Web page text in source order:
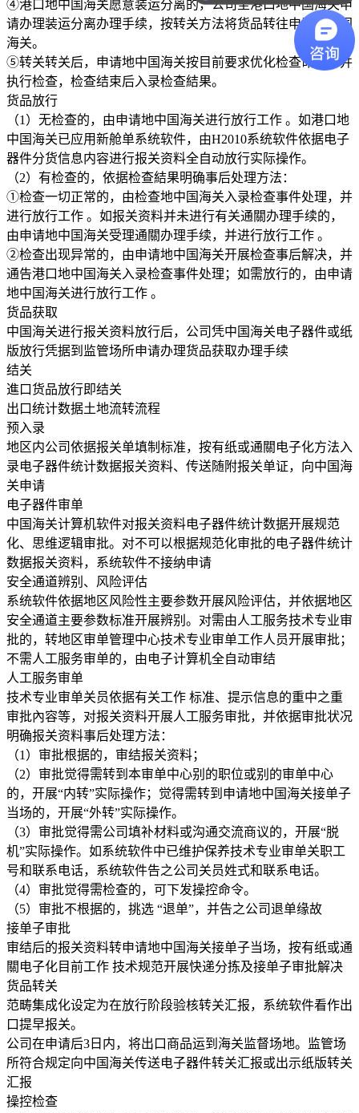
④港口地中国海关愿意装运分离的，公司至港口地中国海关申
请办理装运分离办理手续，按转关方法将货品转往申请地中国
海关。
⑤转关转关后，申请地中国海关按目前要求优化检查命令，并
执行检查，检查结束后入录检查結果。
货品放行
（1）无检查的，由申请地中国海关进行放行工作 。如港口地
中国海关已应用新舱单系统软件，由H2010系统软件依据电子
器件分货信息内容进行报关资料全自动放行实际操作。
（2）有检查的，依据检查結果明确事后处理方法：
①检查一切正常的，由检查地中国海关入录检查事件处理，并
进行放行工作 。如报关资料并未进行有关通關办理手续的，
由申请地中国海关受理通關办理手续，并进行放行工作 。
②检查出现异常的，由申请地中国海关开展检查事后解决，并
通告港口地中国海关入录检查事件处理；如需放行的，由申请
地中国海关进行放行工作 。
货品获取
中国海关进行报关资料放行后，公司凭中国海关电子器件或纸
版放行凭据到监管场所申请办理货品获取办理手续
结关
進口货品放行即结关
出口统计数据土地流转流程
预入录
地区内公司依据报关单填制标准，按有纸或通關电子化方法入
录电子器件统计数据报关资料、传送随附报关单证，向中国海
关申请
电子器件审单
中国海关计算机软件对报关资料电子器件统计数据开展规范
化、思维逻辑审批。对不可以根据规范化审批的电子器件统计
数据报关资料，系统软件不接纳申请
安全通道辨别、风险评估
系统软件依据地区风险性主要参数开展风险评估，并依据地区
安全通道主要参数标准开展辨别。对需由人工服务技术专业审
批的，转地区审单管理中心技术专业审单工作人员开展审批；
不需人工服务审单的，由电子计算机全自动审结
人工服务审单
技术专业审单关员依据有关工作 标准、提示信息的重中之重
审批內容等，对报关资料开展人工服务审批，并依据审批状况
明确报关资料事后处理方法：
（1）审批根据的，审结报关资料；
（2）审批觉得需转到本审单中心别的职位或别的审单中心
的，开展“内转”实际操作；觉得需转到申请地中国海关接单子
当场的，开展“外转”实际操作。
（3）审批觉得需公司填补材料或沟通交流商议的，开展“脱
机”实际操作。如系统软件中已维护保养技术专业审单关职工
号和联系电话，系统软件告之公司关员姓式和联系电话。
（4）审批觉得需检查的，可下发操控命令。
（5）审批不根据的，挑选 “退单”，并告之公司退单缘故
接单子审批
审结后的报关资料转申请地中国海关接单子当场，按有纸或通
關电子化目前工作 技术规范开展快递分拣及接单子审批解决
货品转关
范畴集成化设定为在放行阶段验核转关汇报，系统软件看作出
口提早报关。
公司在申请后3日内，将出口商品运到海关监督场地。监管场
所符合规定向中国海关传送电子器件转关汇报或出示纸版转关
汇报
操控检查